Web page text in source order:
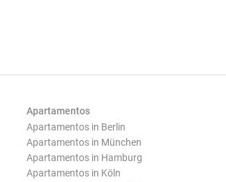
Apartamentos
Apartamentos in Berlin
Apartamentos in München
Apartamentos in Hamburg
Apartamentos in Köln